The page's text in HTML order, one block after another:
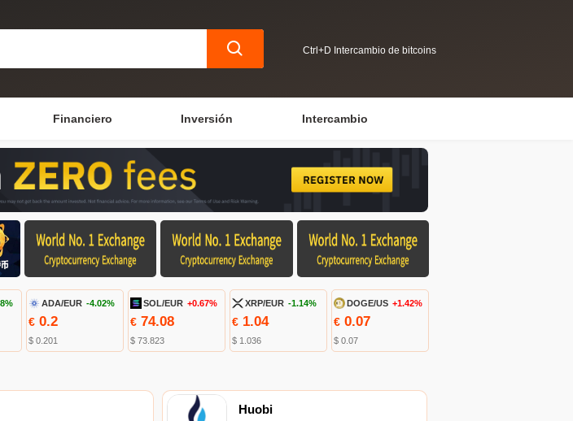
Ctrl+D Intercambio de bitcoins
Financiero Inversión Intercambio
ADA/EUR -4.02%
€0.2
$ 0.201
SOL/EUR +0.67%
€ 74.08
$ 73.823
XRP/EUR -1.14%
€ 1.04
$ 1.036
DOGE/US +1.42%
€ 0.07
$ 0.07
Huobi